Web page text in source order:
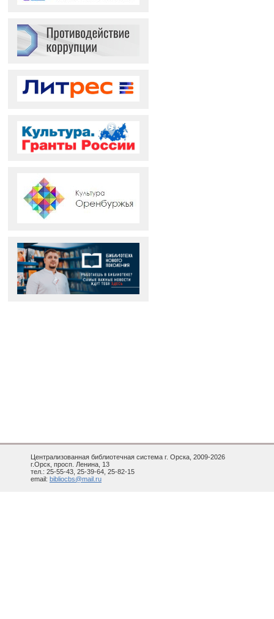
Централизованная библиотечная система г. Орска, 2009-2026
г.Орск, просп. Ленина, 13
тел.: 25-55-43, 25-39-64, 25-82-15
email: bibliocbs@mail.ru